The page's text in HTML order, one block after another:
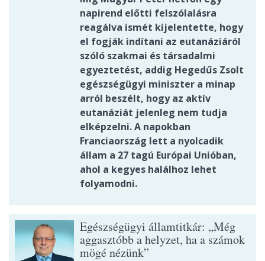
napirend előtti felszólalásra
reagálva ismét kijelentette, hogy
el fogják indítani az eutanáziáról
szóló szakmai és társadalmi
egyeztetést, addig Hegedűs Zsolt
egészségügyi miniszter a minap
arról beszélt, hogy az aktív
eutanáziát jelenleg nem tudja
elképzelni. A napokban
Franciaország lett a nyolcadik
állam a 27 tagú Európai Unióban,
ahol a kegyes halálhoz lehet
folyamodni.
Egészségügyi államtitkár: „Még
aggasztóbb a helyzet, ha a számok
mögé nézünk”